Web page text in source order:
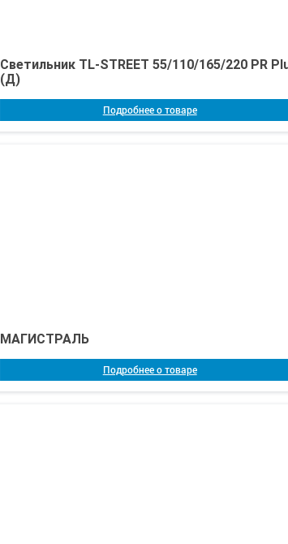
Светильник TL-STREET 55/110/165/220 PR
(Д)
Подробнее о товаре
МАГИСТРАЛЬ
Подробнее о товаре